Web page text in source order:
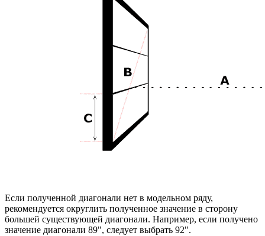
Если полученной диагонали нет в модельном ряду,
рекомендуется округлить полученное значение в сторону
большей существующей диагонали. Например, если получено
значение диагонали 89", следует выбрать 92".